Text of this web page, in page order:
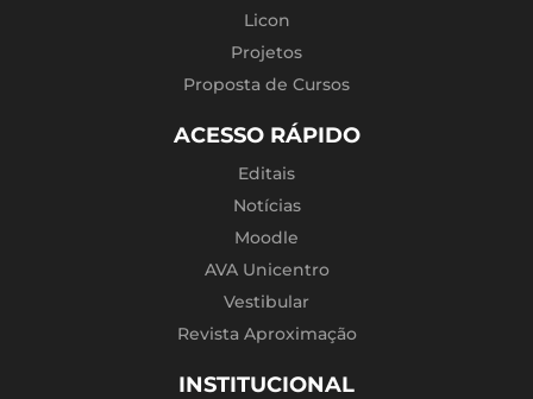
Licon
Projetos
Proposta de Cursos
ACESSO RÁPIDO
Editais
Notícias
Moodle
AVA Unicentro
Vestibular
Revista Aproximação
INSTITUCIONAL